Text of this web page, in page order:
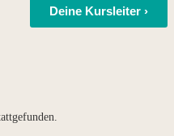
Deine Kursleiter ›